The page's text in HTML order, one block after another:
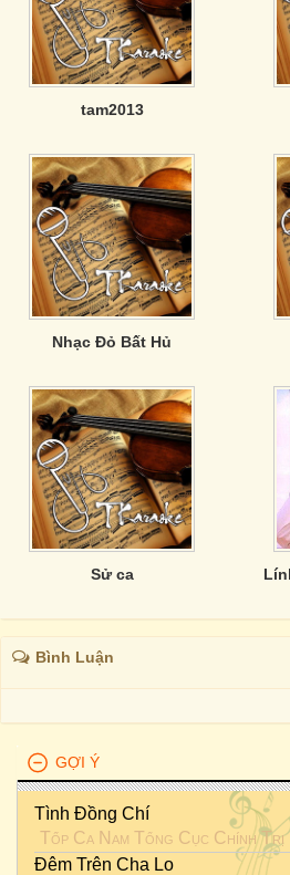
tam2013
Nhạc Đỏ Bất Hủ
Sử ca
Bình Luận
GỢI Ý
Tình Đồng Chí
Tốp Ca Nam Tổng Cục Chính Trị
Đêm Trên Cha Lo